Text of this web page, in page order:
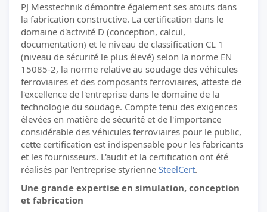
PJ Messtechnik démontre également ses atouts dans
la fabrication constructive. La certification dans le
domaine d'activité D (conception, calcul,
documentation) et le niveau de classification CL 1
(niveau de sécurité le plus élevé) selon la norme EN
15085-2, la norme relative au soudage des véhicules
ferroviaires et des composants ferroviaires, atteste de
l'excellence de l'entreprise dans le domaine de la
technologie du soudage. Compte tenu des exigences
élevées en matière de sécurité et de l'importance
considérable des véhicules ferroviaires pour le public,
cette certification est indispensable pour les fabricants
et les fournisseurs. L'audit et la certification ont été
réalisés par l'entreprise styrienne SteelCert.
Une grande expertise en simulation, conception
et fabrication